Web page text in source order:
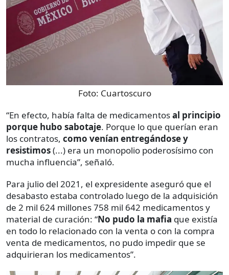
Foto: Cuartoscuro
“En efecto, había falta de medicamentosal principio
porque hubo sabotaje. Porque lo que querían eran
los contratos, como venían entregándose y
resistimos(...) era un monopolio poderosísimo con
mucha influencia”, señaló.
Para julio del 2021, el expresidente aseguró que el
desabasto estaba controlado luego de la adquisición
de 2 mil 624 millones 758 mil 642 medicamentos y
material de curación: “No pudo la mafia que existía
en todo lo relacionado con la venta o con la compra
venta de medicamentos, no pudo impedir que se
adquirieran los medicamentos”.